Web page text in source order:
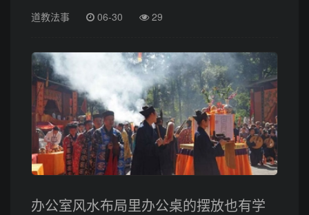
道教法事
06-30 29
办公室风水布局里办公桌的摆放也有学